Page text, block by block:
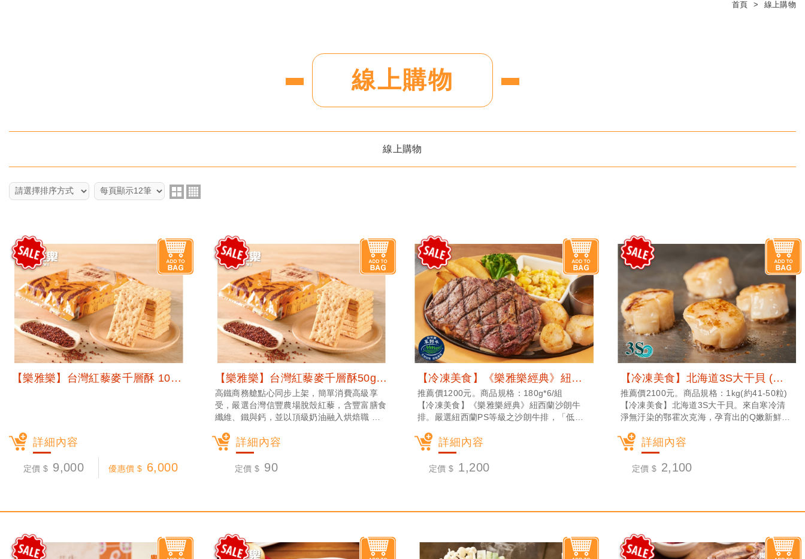
首頁 線上購物
線上購物
線上購物
【樂雅樂】台灣紅藜麥千層酥 100包/箱 (常溫宅配)
詳細內容
定價 $ 9,000 優惠價 $ 6,000
【樂雅樂】台灣紅藜麥千層酥50g\包 (常溫宅配)
高鐵商務艙點心同步上架，簡單消費高級享
受，嚴選台灣信豐農場脫殼紅藜，含豐富膳食
纖維、鐵與鈣，並以頂級奶油融入烘焙職 人
低熱量的脫殼紅藜，口味鬆脆、美味健康。
詳細內容
定價 $ 90
【冷凍美食】《樂雅樂經典》紐西蘭沙朗牛排6入組 (冷凍宅配)
推薦價1200元。商品規格：180g*6/組
【冷凍美食】《樂雅樂經典》紐西蘭沙朗牛
排。嚴選紐西蘭PS等級之沙朗牛排，「低卡
分布均勻，建議煎至七分熟度以內，即能充分
享受沙朗帶勁的嚼感！
詳細內容
定價 $ 1,200
【冷凍美食】北海道3S大干貝 (冷凍宅配)
推薦價2100元。商品規格：1kg(約41-50粒)
【冷凍美食】北海道3S大干貝。來自寒冷清
淨無汙染的鄂霍次克海，孕育出的Q嫩新鮮大
美味！詳細內容
定價 $ 2,100